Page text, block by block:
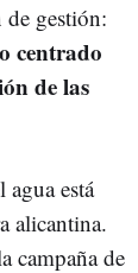
gestión:
centrado
de las
está
alicantina.
campaña de